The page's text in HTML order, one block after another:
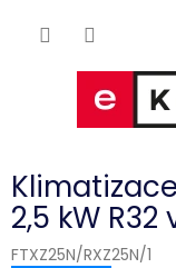
2,5 kW
FTXZ25N/RXZ25N/1